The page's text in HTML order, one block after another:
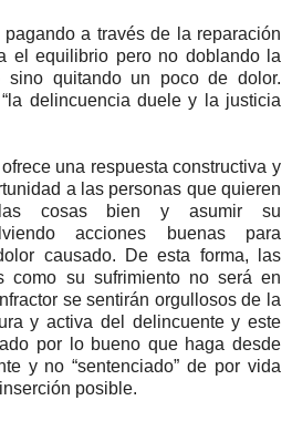
a través de la reparación
el equilibrio pero no doblando la
sino quitando un poco de dolor.
delincuencia duele y la justicia
una respuesta constructiva y
a las personas que quieren
cosas bien y asumir su
acciones buenas para
causado. De esta forma, las
como su sufrimiento no será en
se sentirán orgullosos de la
y activa del delincuente y este
por lo bueno que haga desde
y no “sentenciado” de por vida
posible.